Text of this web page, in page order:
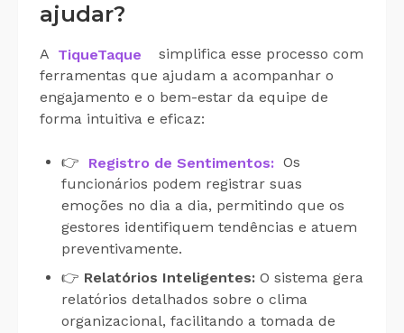
ajudar?
A TiqueTaque
simplifica esse processo com
ferramentas que ajudam a acompanhar o
engajamento e o bem-estar da equipe de
forma intuitiva e eficaz:
👉 Registro de Sentimentos: Os
funcionários podem registrar suas
emoções no dia a dia, permitindo que os
gestores identifiquem tendências e atuem
preventivamente.
👉 Relatórios Inteligentes: O sistema gera
relatórios detalhados sobre o clima
organizacional, facilitando a tomada de